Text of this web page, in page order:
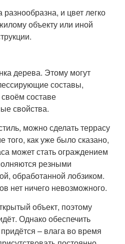
и цвет легко
объекту или иной
дерева. Этому могут
составы,
составе
свойства.
можно сделать террасу
того, как уже было сказано,
может стать ограждением
резными
обработанной лобзиком.
нет ничего невозможного.
объект, поэтому
Однако обеспечить
– влага во время